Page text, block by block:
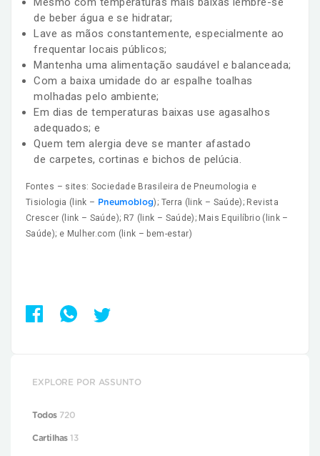
de beber água e se hidratar;
Lave as mãos constantemente, especialmente ao
frequentar locais públicos;
Mantenha uma alimentação saudável e balanceada;
Com a baixa umidade do ar espalhe toalhas
molhadas pelo ambiente;
Em dias de temperaturas baixas use agasalhos
adequados; e
Quem tem alergia deve se manter afastado
de carpetes, cortinas e bichos de pelúcia.
Fontes – sites: Sociedade Brasileira de Pneumologia e
Tisiologia (link – Pneumoblog); Terra (link – Saúde); Revista
Crescer (link – Saúde); R7 (link – Saúde); Mais Equilíbrio (link –
Saúde); e Mulher.com (link – bem-estar)
EXPLORE POR ASSUNTO
Todos 720
Cartilhas13